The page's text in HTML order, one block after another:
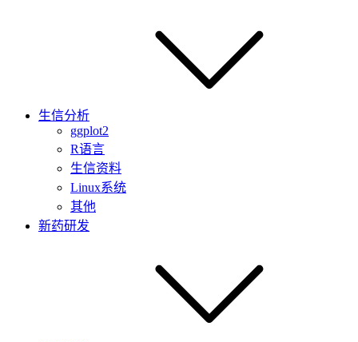
生信分析
ggplot2
R语言
生信资料
Linux系统
其他
新药研发